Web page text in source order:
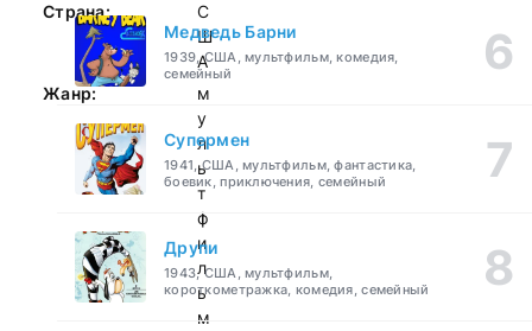
Страна:
С
Ш
А
Жанр:
м
у
л
ь
т
ф
и
л
ь
м
Медведь Барни
1939, США, мультфильм, комедия,
семейный
Супермен
1941, США, мультфильм, фантастика,
боевик, приключения, семейный
Друпи
1943, США, мультфильм,
короткометражка, комедия, семейный